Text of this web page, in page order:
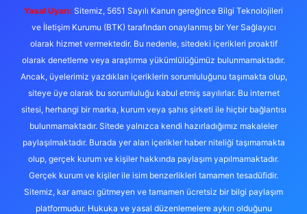
Yasal Uyarı: Sitemiz, 5651 Sayılı Kanun gereğince Bilgi Teknolojileri
ve İletişim Kurumu (BTK) tarafından onaylanmış bir Yer Sağlayıcı
olarak hizmet vermektedir. Bu nedenle, sitedeki içerikleri proaktif
olarak denetleme veya araştırma yükümlülüğümüz bulunmamaktadır.
Ancak, üyelerimiz yazdıkları içeriklerin sorumluluğunu taşımakta olup,
siteye üye olarak bu sorumluluğu kabul etmiş sayılırlar. Bu internet
sitesi, herhangi bir marka, kurum veya şahıs şirketi ile hiçbir bağlantısı
bulunmamaktadır. Sitede yalnızca kendi hazırladığımız makaleler
paylaşılmaktadır. Burada yer alan içerikler haber niteliği taşımamakta
olup, gerçek kurum ve kişiler hakkında paylaşım yapılmamaktadır.
Gerçek kurum ve kişiler ile isim benzerlikleri tamamen tesadüfidir.
Sitemiz, kar amacı gütmeyen ve tamamen ücretsiz bir bilgi paylaşım
platformudur. Hukuka ve yasal düzenlemelere aykırı olduğunu